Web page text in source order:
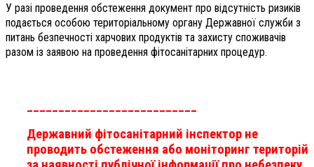
У разі проведення обстеження документ про відсутність ризиків
подається особою територіальному органу Державної служби з
питань безпечності харчових продуктів та захисту споживачів
разом із заявою на проведення фітосанітарних процедур.
___________________________
Державний фітосанітарний інспектор не
проводить обстеження або моніторинг територій